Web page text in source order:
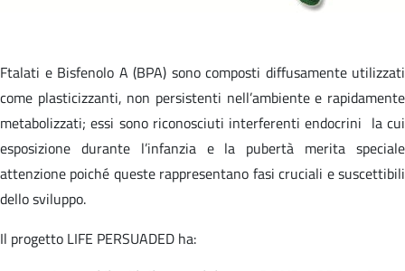
Ftalati e Bisfenolo A (BPA) sono composti diffusamente utilizzati
come plasticizzanti, non persistenti nell’ambiente e rapidamente
metabolizzati; essi sono riconosciuti interferenti endocrini la cui
esposizione durante l’infanzia e la pubertà merita speciale
attenzione poiché queste rappresentano fasi cruciali e suscettibili
dello sviluppo.
Il progetto LIFE PERSUADED ha: